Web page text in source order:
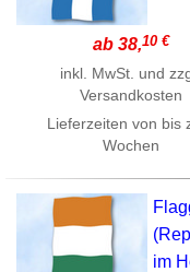
ab 38,10 €
inkl. MwSt. und
Versandkosten
Lieferzeiten von bis
Wochen
im